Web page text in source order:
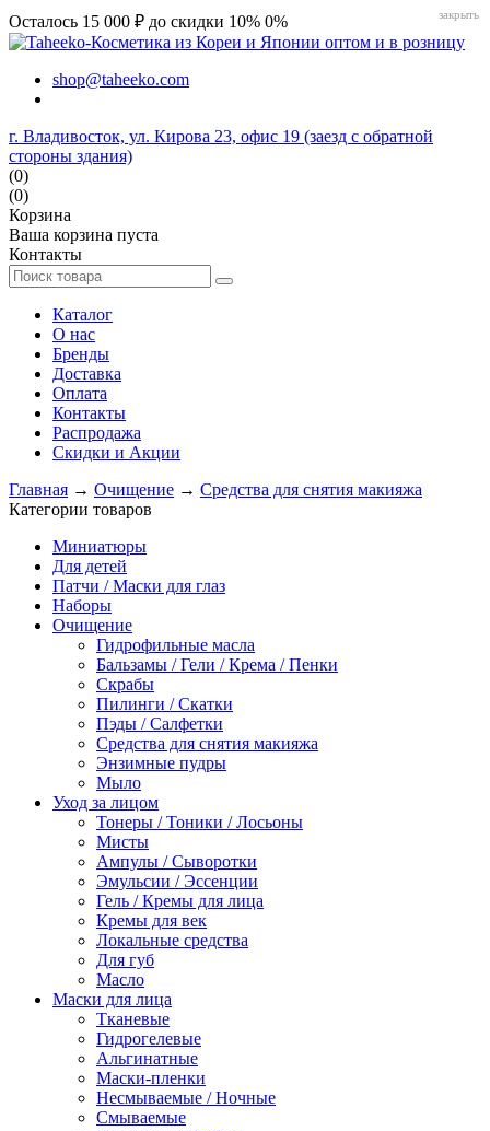
Осталось 15 000 ₽ до скидки 10% 0%
shop@taheeko.com
г. Владивосток, ул. Кирова 23, офис 19 (заезд с обратной
стороны здания)
(0)
(0)
Корзина
Ваша корзина пуста
Контакты
Каталог
О нас
Бренды
Доставка
Оплата
Контакты
Распродажа
Скидки и Акции
Главная → Очищение → Средства для снятия макияжа
Категории товаров
Миниатюры
Для детей
Патчи / Маски для глаз
Наборы
Очищение
Гидрофильные масла
Бальзамы / Гели / Крема / Пенки
Скрабы
Пилинги / Скатки
Пэды / Салфетки
Средства для снятия макияжа
Энзимные пудры
Мыло
Уход за лицом
Тонеры / Тоники / Лосьоны
Мисты
Ампулы / Сыворотки
Эмульсии / Эссенции
Гель / Кремы для лица
Кремы для век
Локальные средства
Для губ
Масло
Маски для лица
Тканевые
Гидрогелевые
Альгинатные
Маски-пленки
Несмываемые / Ночные
Смываемые
закрыть